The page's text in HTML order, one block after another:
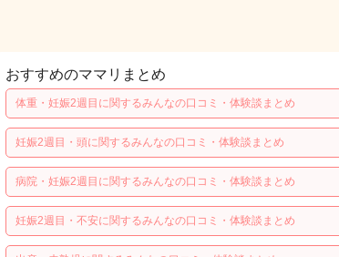
おすすめのママリまとめ
体重・妊娠2週目に関するみんなの口コミ・体験談まとめ
妊娠2週目・頭に関するみんなの口コミ・体験談まとめ
病院・妊娠2週目に関するみんなの口コミ・体験談まとめ
妊娠2週目・不安に関するみんなの口コミ・体験談まとめ